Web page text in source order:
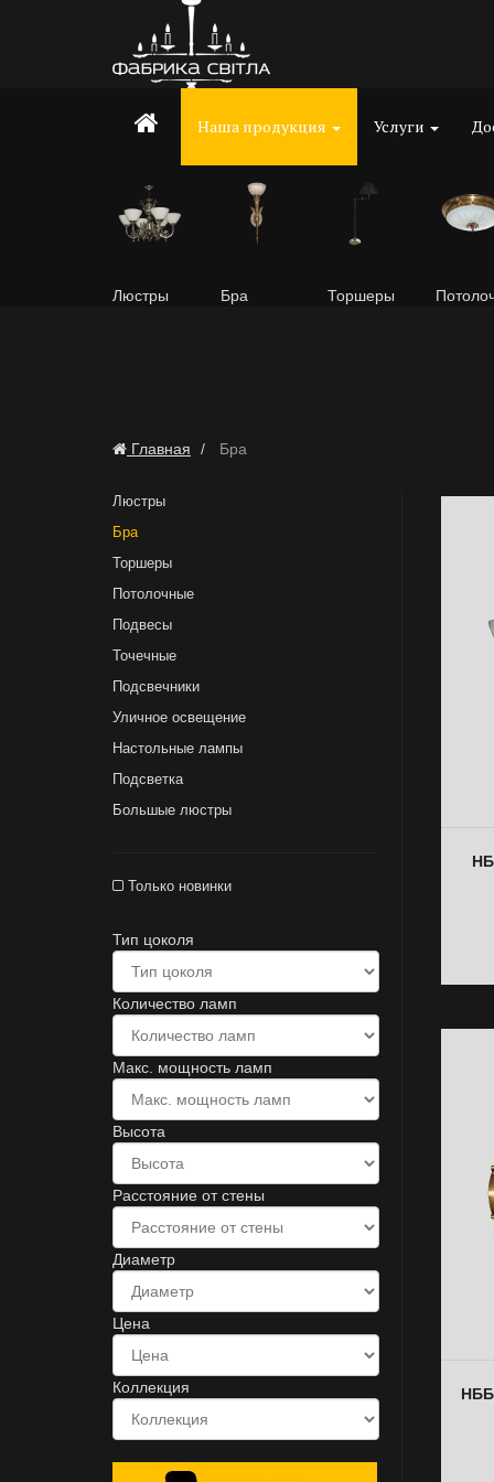
Наша продукция Услуги
Люстры Бра Торшеры
Главная Бра
Люстры
Бра
Торшеры
Потолочные
Подвесы
Точечные
Подсвечники
Уличное освещение
Настольные лампы
Подсветка
Большые люстры
Только новинки
Тип цоколя
Количество ламп
Макс. мощность ламп
Высота
Расстояние от стены
Диаметр
Цена
Коллекция НББ